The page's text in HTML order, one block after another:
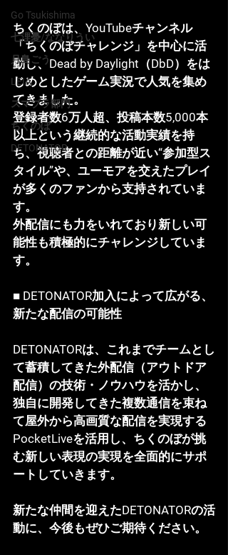
Go Tsukishima
七浬憂/ななりうい
月島ごう
LEIA
スマブラ部門
ちくのぼ
DETONATOR
ちくのぼは、YouTubeチャンネル
「ちくのぼチャレンジ」を中心に活
動し、Dead by Daylight（DbD）をは
じめとしたゲーム実況で人気を集め
てきました。
登録者数6万人超、投稿本数5,000本
以上という継続的な活動実績を持
ち、視聴者との距離が近い“参加型ス
タイル”や、ユーモアを交えたプレイ
が多くのファンから支持されていま
す。
外配信にも力をいれており新しい可
能性も積極的にチャレンジしていま
す。
■ DETONATOR加入によって広がる、
新たな配信の可能性
DETONATORは、これまでチームとし
て蓄積してきた外配信（アウトドア
配信）の技術・ノウハウを活かし、
独自に開発してきた複数通信を束ね
て屋外から高画質な配信を実現する
PocketLiveを活用し、ちくのぼが挑
む新しい表現の実現を全面的にサポ
ートしていきます。
新たな仲間を迎えたDETONATORの活
動に、今後もぜひご期待ください。